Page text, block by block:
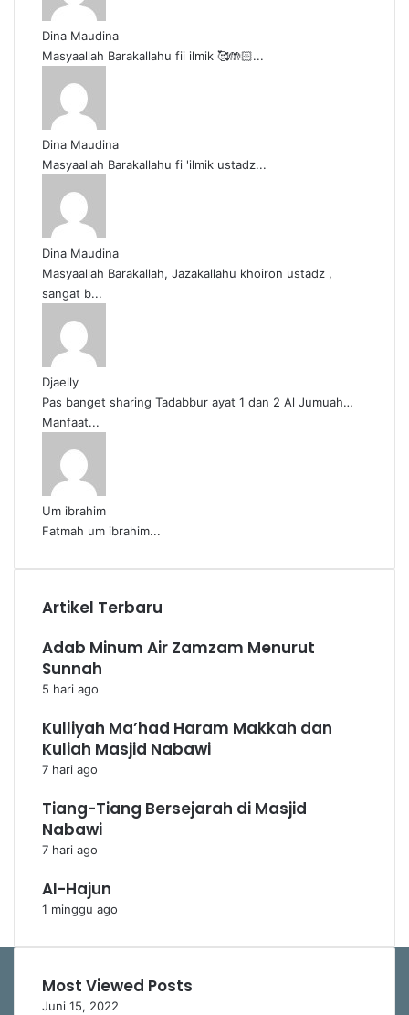
i
u
Dina Maudina
Masyaallah Barakallahu fii ilmik 🥰🤲🏻...
Dina Maudina
Masyaallah Barakallahu fi 'ilmik ustadz...
Dina Maudina
Masyaallah Barakallah, Jazakallahu khoiron ustadz ,
sangat b...
Djaelly
Pas banget sharing Tadabbur ayat 1 dan 2 Al Jumuah…
Manfaat...
Um ibrahim
Fatmah um ibrahim...
Artikel Terbaru
Adab Minum Air Zamzam Menurut
Sunnah
5 hari ago
Kulliyah Ma’had Haram Makkah dan
Kuliah Masjid Nabawi
7 hari ago
Tiang-Tiang Bersejarah di Masjid
Nabawi
7 hari ago
Al-Hajun
1 minggu ago
Most Viewed Posts
Juni 15, 2022